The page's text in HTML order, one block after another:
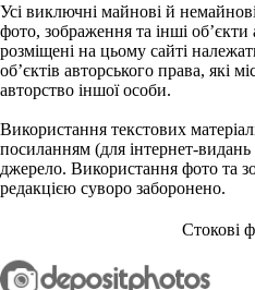
Усі виключні майнові й
фото, зображення та інші
розміщені на цьому сайті
об’єктів авторського права, які
авторство іншої особи.
Використання текстових
посиланням (для інтернет-
джерело. Використання фото та
редакцією суворо заборонено.
Стокові